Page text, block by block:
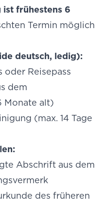
ist frühestens 6
Termin möglich
deutsch, ledig):
oder Reisepass
dem
Monate alt)
(max. 14 Tage
Abschrift aus dem
des früheren